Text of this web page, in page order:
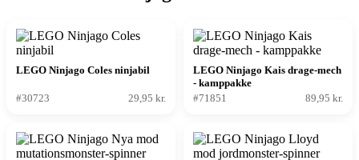
LEGO Ninjago Coles ninjabil
#30723 29,95 kr.
LEGO Ninjago Kais drage-mech
- kamppakke
#71851
89,95 kr.